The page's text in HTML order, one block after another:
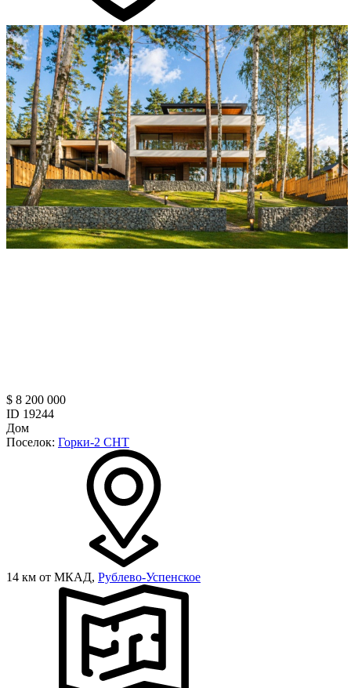
$ 8 200 000
ID 19244
Дом
Поселок: Горки-2 СНТ
14 км от МКАД, Рублево-Успенское